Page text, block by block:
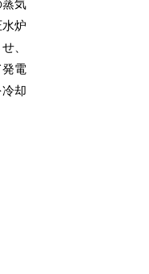
蒸気
炉
、
発電
却